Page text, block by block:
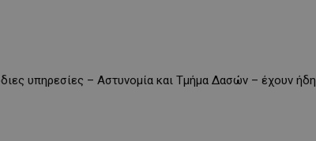
υπηρεσίες – Αστυνομία και Τμήμα Δασών – έχουν ήδη